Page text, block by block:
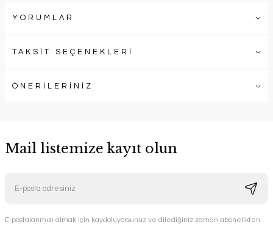
YORUMLAR
TAKSİT SEÇENEKLERİ
ÖNERİLERİNİZ
Mail listemize kayıt olun
E-postalarımızı almak için kaydoluyorsunuz ve dilediğiniz zaman abonelikten